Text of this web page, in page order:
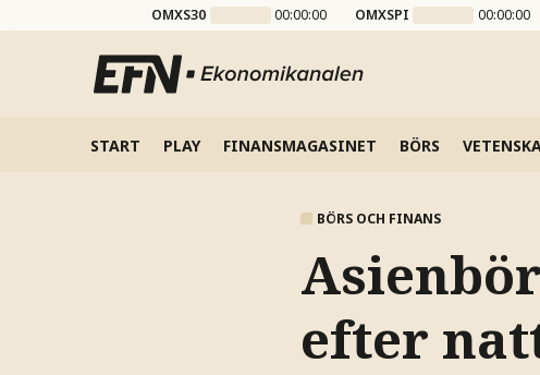
OMXS30 00:00:00 OMXSPI 00:00:00
START PLAY FINANSMAGASINET BÖRS
BÖRS OCH FINANS
efter